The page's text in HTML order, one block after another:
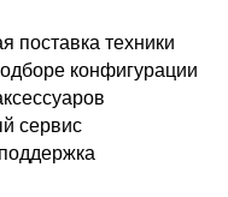
поставка техники
конфигурации
сервис